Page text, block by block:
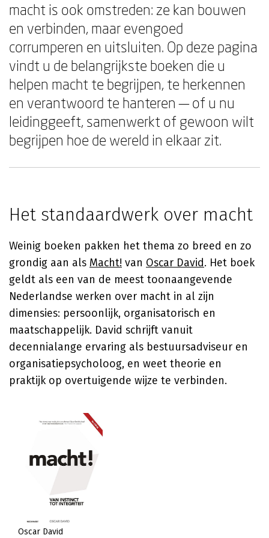
macht is ook omstreden: ze kan bouwen
en verbinden, maar evengoed
corrumperen en uitsluiten. Op deze pagina
vindt u de belangrijkste boeken die u
helpen macht te begrijpen, te herkennen
en verantwoord te hanteren — of u nu
leidinggeeft, samenwerkt of gewoon wilt
begrijpen hoe de wereld in elkaar zit.
Het standaardwerk over macht
Weinig boeken pakken het thema zo breed en zo
grondig aan als Macht! van Oscar David. Het boek
geldt als een van de meest toonaangevende
Nederlandse werken over macht in al zijn
dimensies: persoonlijk, organisatorisch en
maatschappelijk. David schrijft vanuit
decennialange ervaring als bestuursadviseur en
organisatiepsycholoog, en weet theorie en
praktijk op overtuigende wijze te verbinden.
Oscar David